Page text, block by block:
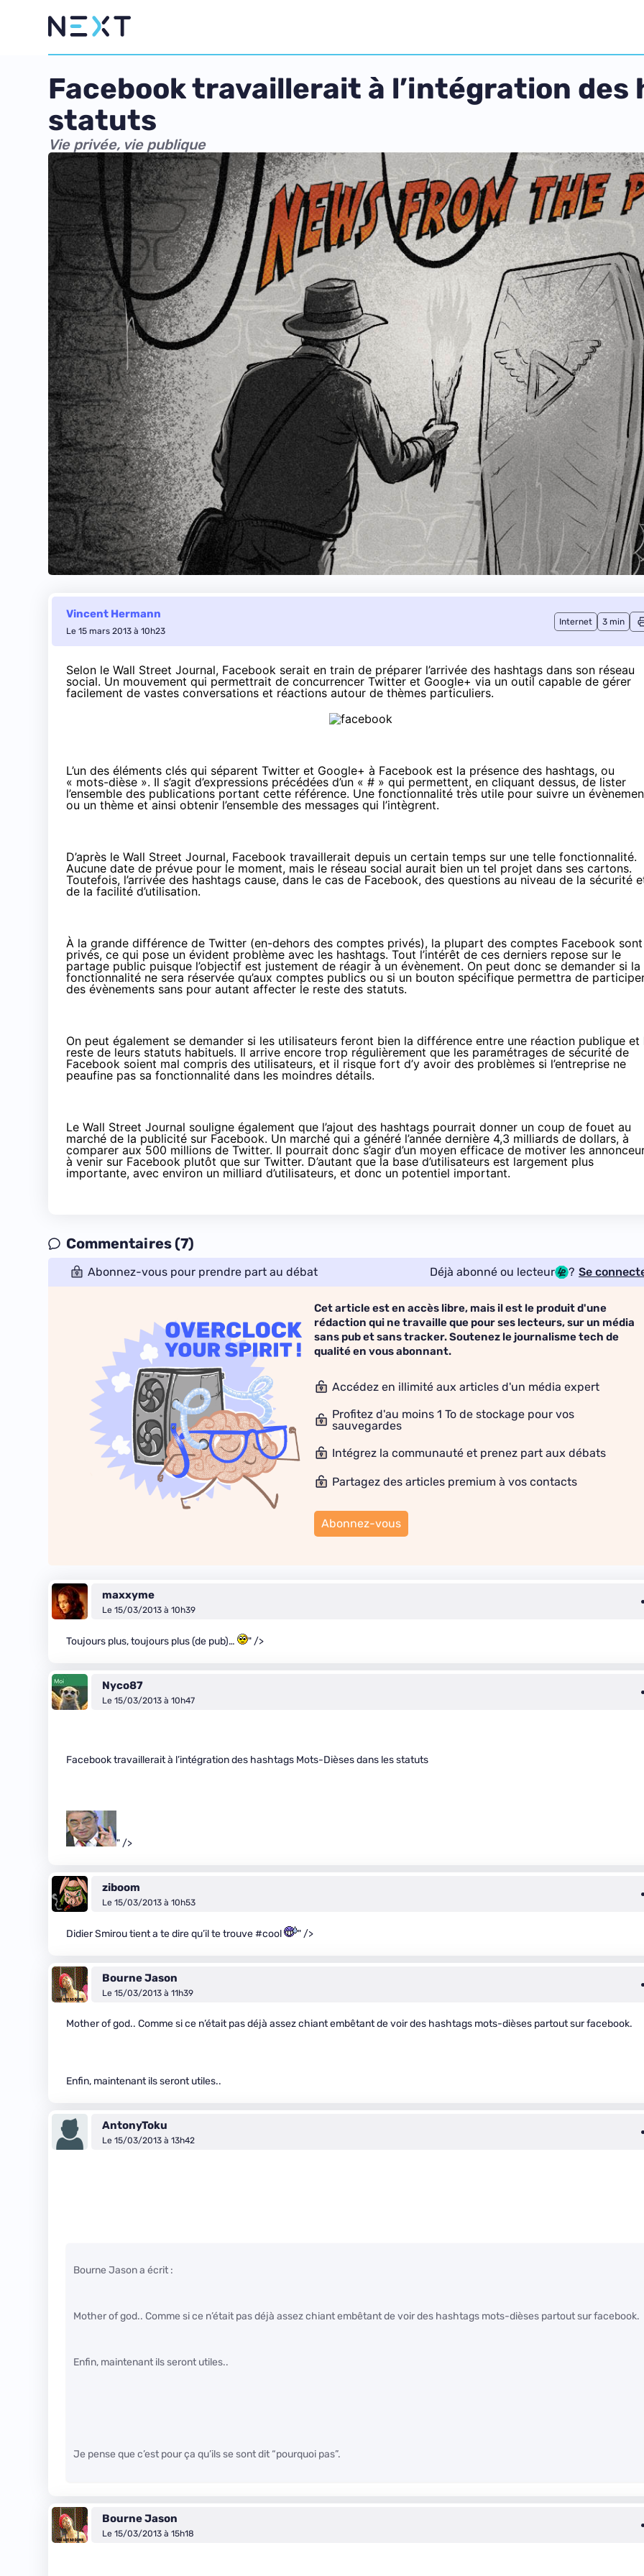
Facebook travaillerait à l’intégration des
statuts
Vie privée, vie publique
Vincent Hermann
Le 15 mars 2013 à 10h23
Internet 3 min
Selon le Wall Street Journal, Facebook serait en train de préparer l’arrivée des hashtags dans son réseau
social. Un mouvement qui permettrait de concurrencer Twitter et Google+ via un outil capable de gérer
facilement de vastes conversations et réactions autour de thèmes particuliers.
L’un des éléments clés qui séparent Twitter et Google+ à Facebook est la présence des hashtags, ou
« mots-dièse ». Il s’agit d’expressions précédées d’un « # » qui permettent, en cliquant dessus, de lister
l’ensemble des publications portant cette référence. Une fonctionnalité très utile pour suivre un
ou un thème et ainsi obtenir l’ensemble des messages qui l’intègrent.
D’après le Wall Street Journal, Facebook travaillerait depuis un certain temps sur une telle fonctionnalité.
Aucune date de prévue pour le moment, mais le réseau social aurait bien un tel projet dans ses cartons.
Toutefois, l’arrivée des hashtags cause, dans le cas de Facebook, des questions au niveau de la sécurité
de la facilité d’utilisation.
À la grande différence de Twitter (en-dehors des comptes privés), la plupart des comptes Facebook sont
privés, ce qui pose un évident problème avec les hashtags. Tout l’intérêt de ces derniers repose sur le
partage public puisque l’objectif est justement de réagir à un évènement. On peut donc se demander si la
fonctionnalité ne sera réservée qu’aux comptes publics ou si un bouton spécifique permettra de
des évènements sans pour autant affecter le reste des statuts.
On peut également se demander si les utilisateurs feront bien la différence entre une réaction publique et
reste de leurs statuts habituels. Il arrive encore trop régulièrement que les paramétrages de sécurité de
Facebook soient mal compris des utilisateurs, et il risque fort d’y avoir des problèmes si l’entreprise ne
peaufine pas sa fonctionnalité dans les moindres détails.
Le Wall Street Journal souligne également que l’ajout des hashtags pourrait donner un coup de fouet au
marché de la publicité sur Facebook. Un marché qui a généré l’année dernière 4,3 milliards de dollars, à
comparer aux 500 millions de Twitter. Il pourrait donc s’agir d’un moyen efficace de motiver les
à venir sur Facebook plutôt que sur Twitter. D’autant que la base d’utilisateurs est largement plus
importante, avec environ un milliard d’utilisateurs, et donc un potentiel important.
Commentaires (7)
Abonnez-vous pour prendre part au débat Déjà abonné ou lecteur ? Se
Cet article est en accès libre, mais il est le produit d'une
rédaction qui ne travaille que pour ses lecteurs, sur un média
sans pub et sans tracker. Soutenez le journalisme tech de
qualité en vous abonnant.
Accédez en illimité aux articles d'un média expert
Profitez d'au moins 1 To de stockage pour vos
sauvegardes
Intégrez la communauté et prenez part aux débats
Partagez des articles premium à vos contacts
Abonnez-vous
maxxyme
Le 15/03/2013 à 10h39
Toujours plus, toujours plus (de pub)… " />
Nyco87
Le 15/03/2013 à 10h47
Facebook travaillerait à l’intégration des hashtags Mots-Dièses dans les statuts
" />
ziboom
Le 15/03/2013 à 10h53
Didier Smirou tient a te dire qu’il te trouve #cool " />
Bourne Jason
Le 15/03/2013 à 11h39
Mother of god.. Comme si ce n’était pas déjà assez chiant embêtant de voir des hashtags mots-dièses partout sur facebook.
Enfin, maintenant ils seront utiles..
AntonyToku
Le 15/03/2013 à 13h42
Bourne Jason a écrit :
Mother of god.. Comme si ce n’était pas déjà assez chiant embêtant de voir des hashtags mots-dièses partout sur facebook.
Enfin, maintenant ils seront utiles..
Je pense que c’est pour ça qu’ils se sont dit “pourquoi pas”.
Bourne Jason
Le 15/03/2013 à 15h18